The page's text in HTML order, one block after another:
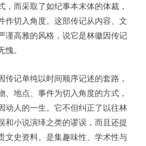
，而采取了如纪事本末体的体裁，
作切入角度。这部传记从内容、文
谨高雅的风格，说它是林徽因传记
。
传记单纯以时间顺序记述的套路，
、地点、事件为切入角度的方式，
动人的一生。它不但纠正了以往林
和小说演绎之类的谬误，而且还提
文史资料。是集趣味性、学术性与